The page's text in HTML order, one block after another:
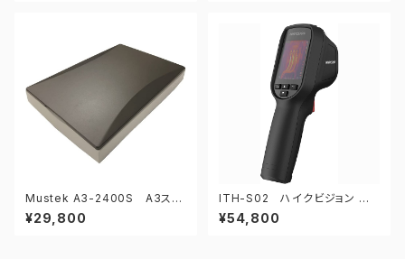
Mustek A3-2400S A3スキ
ャナー
¥29,800
ITH-S02 ハイクビジョン ハ
ンディ型サーモグラフィカメラ
¥54,800